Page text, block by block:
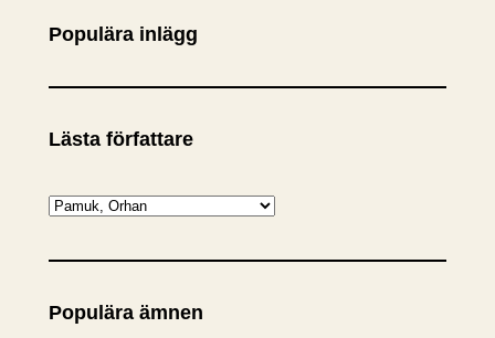
Populära inlägg
Lästa författare
K
t
g
Populära ämnen